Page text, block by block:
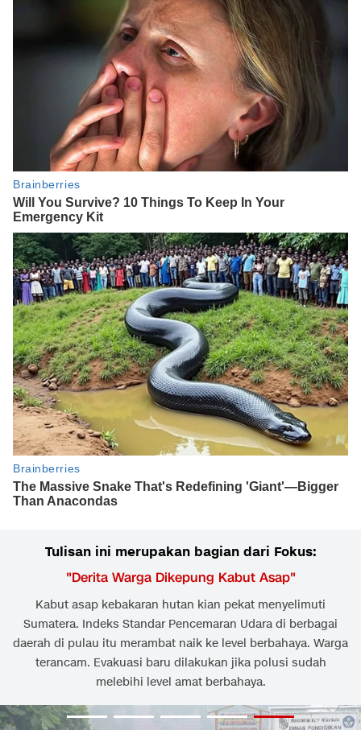
Tulisan ini merupakan bagian dari Fokus:
"Derita Warga Dikepung Kabut Asap"
Kabut asap kebakaran hutan kian pekat menyelimuti
Sumatera. Indeks Standar Pencemaran Udara di berbagai
daerah di pulau itu merambat naik ke level berbahaya. Warga
terancam. Evakuasi baru dilakukan jika polusi sudah
melebihi level amat berbahaya.